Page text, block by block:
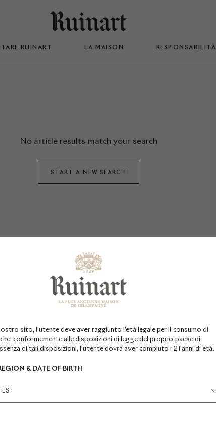
sito, l’utente deve aver raggiunto l’età legale per il consumo di
conformemente alle disposizioni di legge del proprio paese di
di tali disposizioni, l’utente dovrà aver compiuto i 21 anni di età.
& DATE OF BIRTH
RUINART LA MAISON RESPONSABILITÀ
No article results match your search
START A NEW SEARCH
*Campo obbligatorio